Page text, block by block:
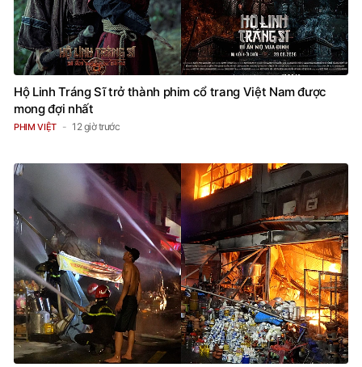
Hộ Linh Tráng Sĩ trở thành phim cổ trang Việt Nam được
mong đợi nhất
PHIM VIỆT 12 giờ trước